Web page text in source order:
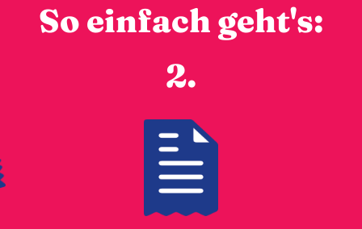
So einfach geht's:
2.